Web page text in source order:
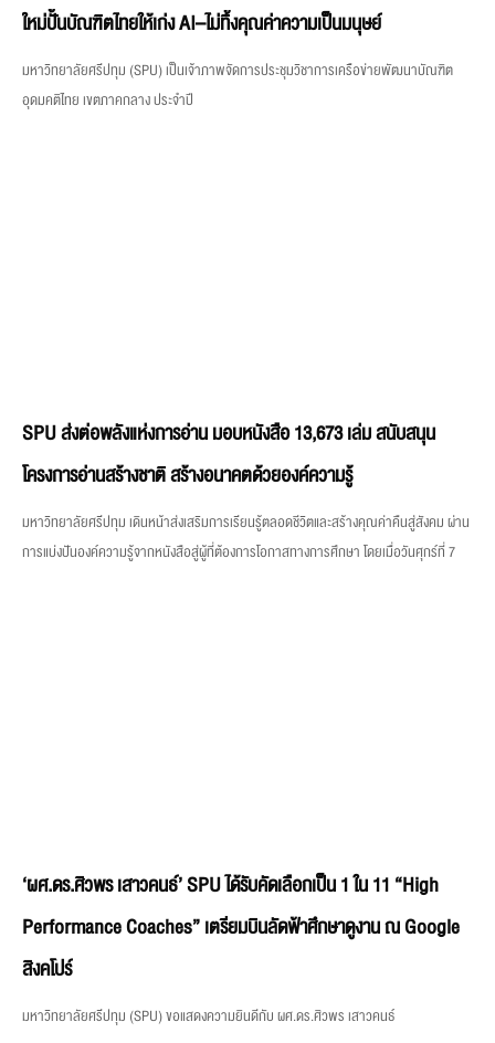
ใหม่ปั้นบัณฑิตไทยให้เก่ง AI–ไม่ทิ้งคุณค่าความเป็นมนุษย์
มหาวิทยาลัยศรีปทุม (SPU) เป็นเจ้าภาพจัดการประชุมวิชาการเครือข่ายพัฒนาบัณฑิต
อุดมคติไทย เขตภาคกลาง ประจำปี
SPU ส่งต่อพลังแห่งการอ่าน มอบหนังสือ 13,673 เล่ม สนับสนุน
โครงการอ่านสร้างชาติ สร้างอนาคตด้วยองค์ความรู้
มหาวิทยาลัยศรีปทุม เดินหน้าส่งเสริมการเรียนรู้ตลอดชีวิตและสร้างคุณค่าคืนสู่สังคม ผ่าน
การแบ่งปันองค์ความรู้จากหนังสือสู่ผู้ที่ต้องการโอกาสทางการศึกษา โดยเมื่อวันศุกร์ที่ 7
‘ผศ.ดร.ศิวพร เสาวคนธ์’ SPU ได้รับคัดเลือกเป็น 1 ใน 11 “High
Performance Coaches” เตรียมบินลัดฟ้าศึกษาดูงาน ณ Google
สิงคโปร์
มหาวิทยาลัยศรีปทุม (SPU) ขอแสดงความยินดีกับ ผศ.ดร.ศิวพร เสาวคนธ์